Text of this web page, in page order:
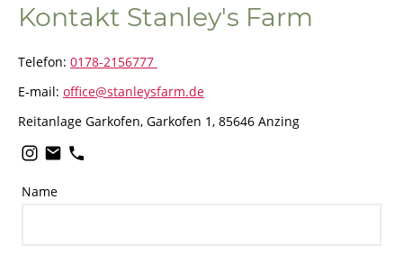
Kontakt Stanley's Farm
Telefon: 0178-2156777
E-mail: office@stanleysfarm.de
Reitanlage Garkofen, Garkofen 1, 85646 Anzing
Name